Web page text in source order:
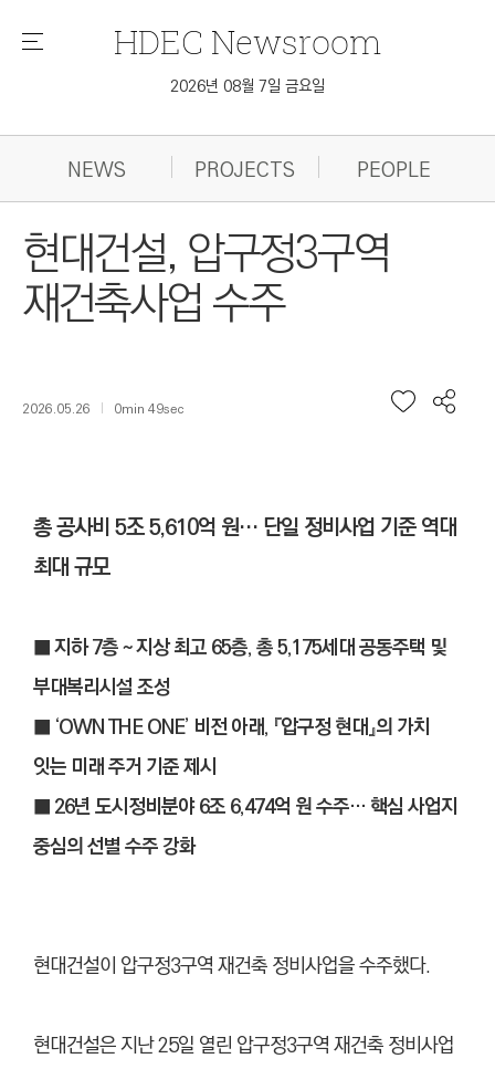
메
HDEC Newsroom
2026년 08월 7일 금요일
NEWS PROJECTS PEOPLE
현대건설, 압구정3구역
재건축사업 수주
2026.05.26 0min 49sec
총 공사비 5조 5,610억 원… 단일 정비사업 기준 역대
최대 규모
■ 지하 7층 ~ 지상 최고 65층, 총 5,175세대 공동주택 및
부대복리시설 조성
■ ‘OWN THE ONE’ 비전 아래, 『압구정 현대』의 가치
잇는 미래 주거 기준 제시
■ 26년 도시정비분야 6조 6,474억 원 수주… 핵심 사업지
중심의 선별 수주 강화
현대건설이 압구정3구역 재건축 정비사업을 수주했다.
현대건설은 지난 25일 열린 압구정3구역 재건축 정비사업